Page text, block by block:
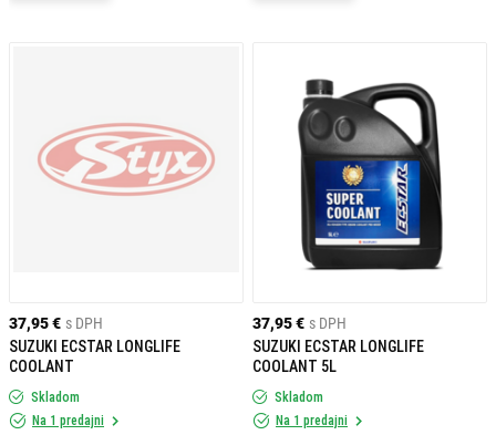
37,95 € s DPH
SUZUKI ECSTAR LONGLIFE
COOLANT
Skladom
Na 1 predajni
37,95 € s DPH
SUZUKI ECSTAR LONGLIFE
COOLANT 5L
Skladom
Na 1 predajni